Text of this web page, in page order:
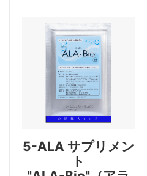
5-ALA サプリメン
ト